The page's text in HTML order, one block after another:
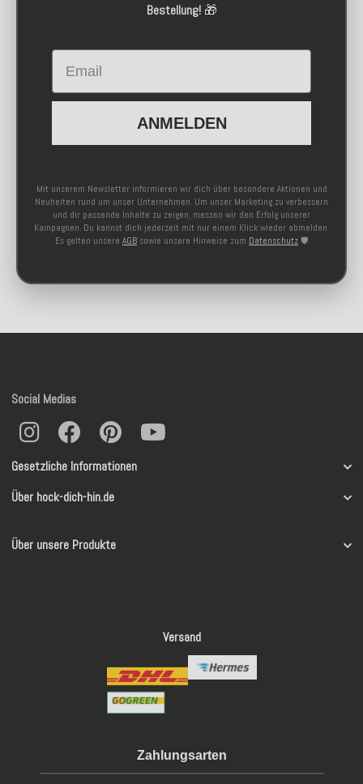
Bestellung!🎁
Email
ANMELDEN
Mit unserem Newsletter informieren wir dich über besondere Aktionen und
Neuheiten rund um unser Unternehmen. Um unser Marketing zu verbessern
und dir passende Inhalte zu zeigen, messen wir den Erfolg unserer
Kampagnen. Du kannst dich jederzeit mit nur einem Klick wieder abmelden.
Es gelten unsere AGB sowie unsere Hinweise zum Datenschutz 🛡️
Gesetzliche Informationen
Über hock-dich-hin.de
Über unsere Produkte
Social Medias
Versand
Zahlungsarten